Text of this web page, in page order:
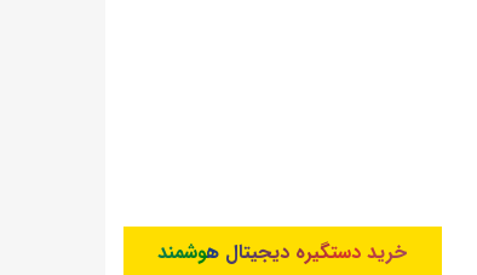
خرید دستگیره دیجیتال هوشمند